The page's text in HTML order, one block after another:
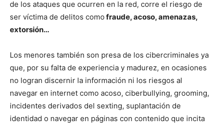
de los ataques que ocurren en la red, corre el riesgo de
ser víctima de delitos como fraude, acoso, amenazas,
extorsión…
Los menores también son presa de los cibercriminales ya
que, por su falta de experiencia y madurez, en ocasiones
no logran discernir la información ni los riesgos al
navegar en internet como acoso, ciberbullying, grooming,
incidentes derivados del sexting, suplantación de
identidad o navegar en páginas con contenido que incita